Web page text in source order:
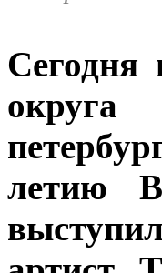
Сегодня
округа
летию